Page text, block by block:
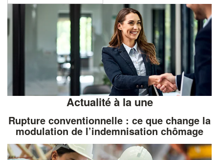
Actualité à la une
Rupture conventionnelle : ce que change la
modulation de l’indemnisation chômage